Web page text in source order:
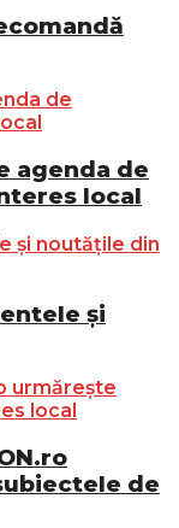
agenda de
local
și
de